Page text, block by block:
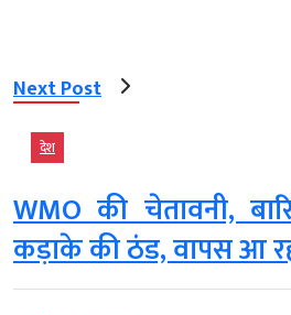
Next Post
देश
WMO की चेतावनी,
कड़ाके की ठंड, वापस आ